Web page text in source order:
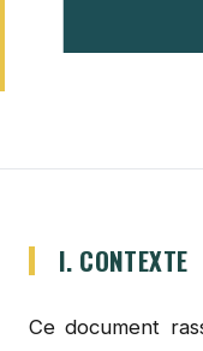
I. CONTEXTE
Ce document